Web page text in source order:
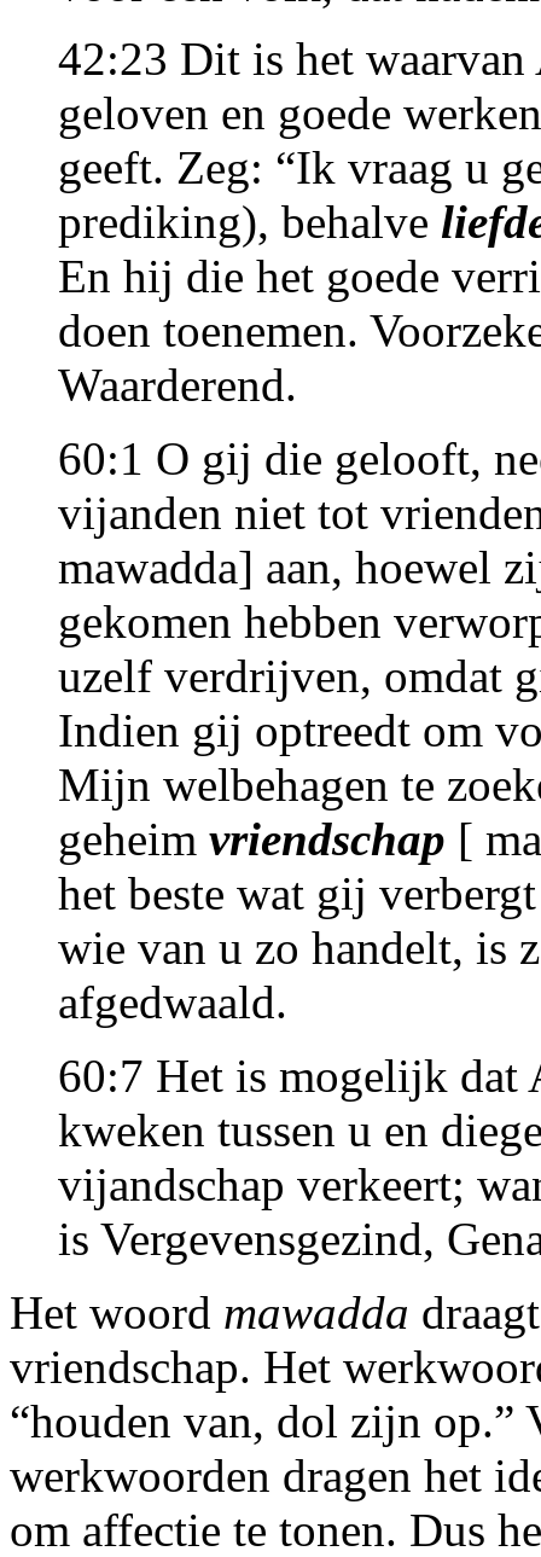
42:23 Dit is het
geloven en goede
geeft. Zeg: “Ik vraag u
prediking), behalve
En hij die het goede
doen toenemen.
Waarderend.
60:1 O gij die gelooft,
vijanden niet tot
mawadda] aan, hoewel
gekomen hebben
uzelf verdrijven, omdat
Indien gij optreedt om
Mijn welbehagen te
geheim vriendschap [
het beste wat gij
wie van u zo handelt, is
afgedwaald.
60:7 Het is mogelijk
kweken tussen u en
vijandschap verkeert;
is Vergevensgezind,
Het woord mawadda
vriendschap. Het
“houden van, dol zijn op.”
werkwoorden dragen het
om affectie te tonen. Dus